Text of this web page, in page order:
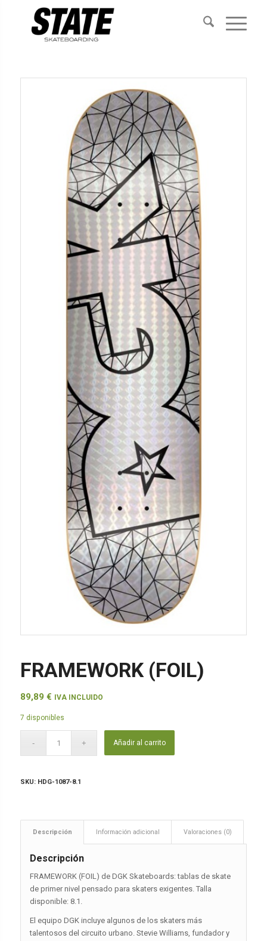
FRAMEWORK (FOIL)
89,89 € IVA INCLUIDO
7 disponibles
Añadir al carrito
SKU: HDG-1087-8.1
Descripción Información adicional Valoraciones (0)
Descripción
FRAMEWORK (FOIL) de DGK Skateboards: tablas de skate
de primer nivel pensado para skaters exigentes. Talla
disponible: 8.1.
El equipo DGK incluye algunos de los skaters más
talentosos del circuito urbano. Stevie Williams, fundador y